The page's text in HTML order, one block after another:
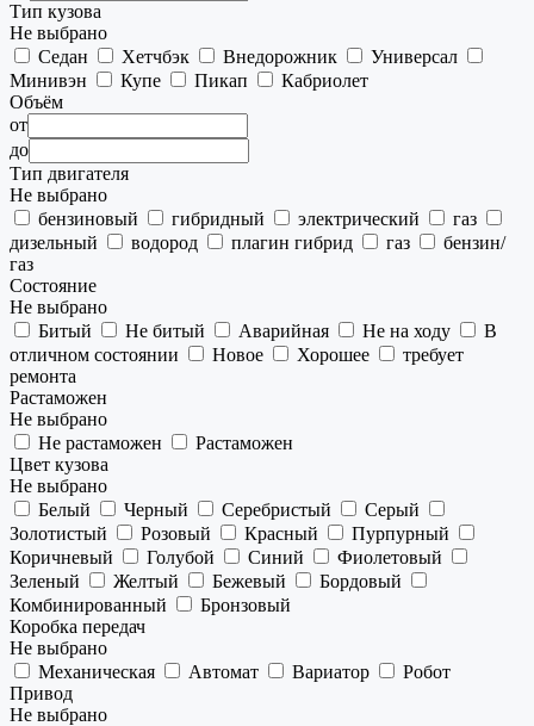
Тип кузова
Не выбрано
Седан
Хетчбэк Внедорожник
Универсал
Минивэн
Купе Пикап
Кабриолет
Объём
от
до
Тип двигателя
Не выбрано
бензиновый
гибридный электрический
газ
дизельный
водород плагин гибрид газ
бензин/
газ
Состояние
Не выбрано
Битый
Не битый Аварийная Не на ходу
В
отличном состоянии
Новое Хорошее
требует
ремонта
Растаможен
Не выбрано
Не растаможен
Растаможен
Цвет кузова
Не выбрано
Белый
Черный Серебристый
Серый
Золотистый
Розовый Красный
Пурпурный
Коричневый
Голубой Синий
Фиолетовый
Зеленый
Желтый Бежевый
Бордовый
Комбинированный
Бронзовый
Коробка передач
Не выбрано
Механическая
Автомат Вариатор
Робот
Привод
Не выбрано